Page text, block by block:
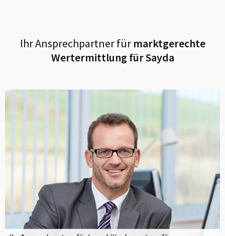
Ihr Ansprechpartner fürmarktgerechte
Wertermittlung fürSayda